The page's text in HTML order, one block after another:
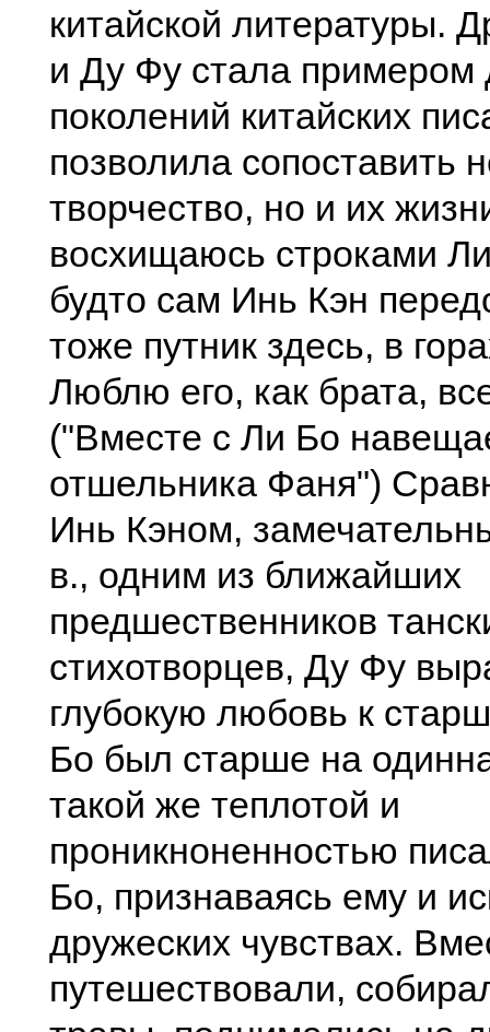
китайской литературы.
и Ду Фу стала примером
поколений китайских
позволила сопоставить
творчество, но и их
восхищаюсь строками
будто сам Инь Кэн
тоже путник здесь, в
Люблю его, как брата,
("Вместе с Ли Бо
отшельника Фаня")
Инь Кэном,
в., одним из ближайших
предшественников
стихотворцев, Ду Фу
глубокую любовь к
Бо был старше на
такой же теплотой и
проникноненностью
Бо, признаваясь ему и
дружеских чувствах.
путешествовали,